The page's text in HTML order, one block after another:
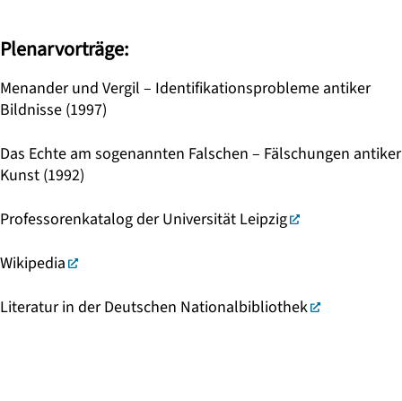
Plenarvorträge:
Menander und Vergil – Identifikationsprobleme antiker
Bildnisse (1997)
Das Echte am sogenannten Falschen – Fälschungen antiker
Kunst (1992)
Professorenkatalog der Universität Leipzig
Wikipedia
Literatur in der Deutschen Nationalbibliothek